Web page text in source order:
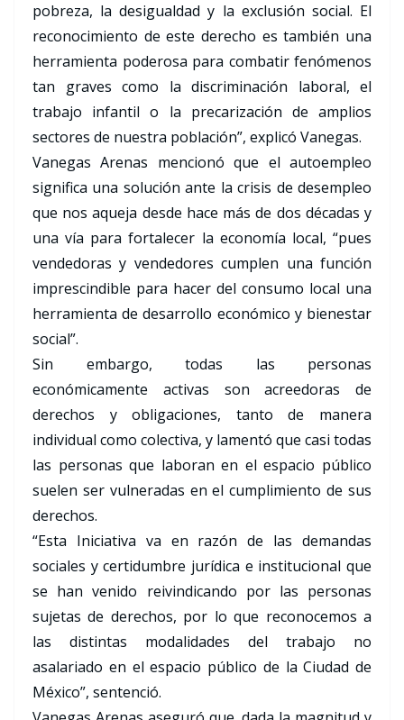
pobreza, la desigualdad y la exclusión social. El
reconocimiento de este derecho es también una
herramienta poderosa para combatir fenómenos
tan graves como la discriminación laboral, el
trabajo infantil o la precarización de amplios
sectores de nuestra población”, explicó Vanegas.
Vanegas Arenas mencionó que el autoempleo
significa una solución ante la crisis de desempleo
que nos aqueja desde hace más de dos décadas y
una vía para fortalecer la economía local, “pues
vendedoras y vendedores cumplen una función
imprescindible para hacer del consumo local una
herramienta de desarrollo económico y bienestar
social”.
Sin embargo, todas las personas
económicamente activas son acreedoras de
derechos y obligaciones, tanto de manera
individual como colectiva, y lamentó que casi todas
las personas que laboran en el espacio público
suelen ser vulneradas en el cumplimiento de sus
derechos.
“Esta Iniciativa va en razón de las demandas
sociales y certidumbre jurídica e institucional que
se han venido reivindicando por las personas
sujetas de derechos, por lo que reconocemos a
las distintas modalidades del trabajo no
asalariado en el espacio público de la Ciudad de
México”, sentenció.